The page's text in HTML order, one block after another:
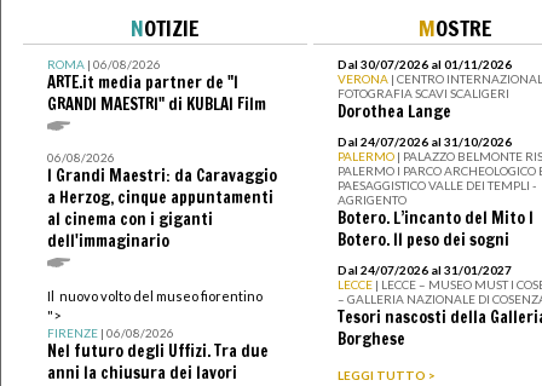
NOTIZIE
ROMA| 06/08/2026
ARTE.it media partner de "I
GRANDI MAESTRI" di KUBLAI Film
06/08/2026
I Grandi Maestri: da Caravaggio
a Herzog, cinque appuntamenti
al cinema con i giganti
dell'immaginario
Il nuovo volto del museo fiorentino
">
FIRENZE| 06/08/2026
Nel futuro degli Uffizi. Tra due
anni la chiusura dei lavori
MOSTRE
Dal 30/07/2026 al 01/11/2026
VERONA | CENTRO
FOTOGRAFIA SCAVI SCALIGERI
Dorothea Lange
Dal 24/07/2026 al 31/10/2026
PALERMO | PALAZZO BELMONTE
PALERMO I PARCO ARCHEOLOGICO
PAESAGGISTICO VALLE DEI TEMPLI -
AGRIGENTO
Botero. L’incanto del Mito I
Botero. Il peso dei sogni
Dal 24/07/2026 al 31/01/2027
LECCE | LECCE – MUSEO MUST I
– GALLERIA NAZIONALE DI
Tesori nascosti della
Borghese
LEGGI TUTTO >